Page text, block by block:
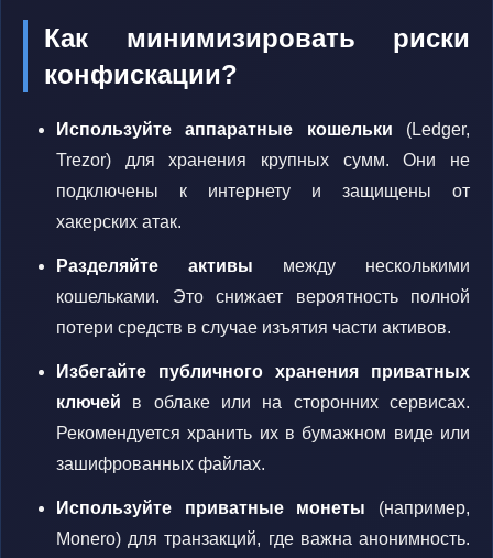
Как минимизировать риски
конфискации?
Используйте аппаратные кошельки (Ledger,
Trezor) для хранения крупных сумм. Они не
подключены к интернету и защищены от
хакерских атак.
Разделяйте активы между несколькими
кошельками. Это снижает вероятность полной
потери средств в случае изъятия части активов.
Избегайте публичного хранения приватных
ключей в облаке или на сторонних сервисах.
Рекомендуется хранить их в бумажном виде или
зашифрованных файлах.
Используйте приватные монеты (например,
Monero) для транзакций, где важна анонимность.